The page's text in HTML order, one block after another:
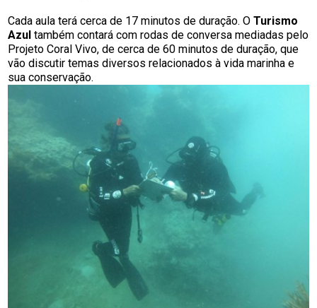
Cada aula terá cerca de 17 minutos de duração. OTurismo
Azul também contará com rodas de conversa mediadas pelo
Projeto Coral Vivo, de cerca de 60 minutos de duração, que
vão discutir temas diversos relacionados à vida marinha e
sua conservação.